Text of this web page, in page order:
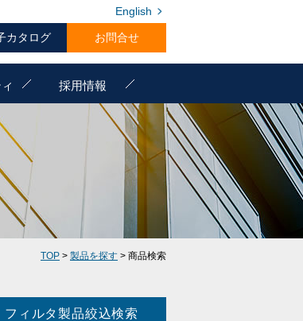
カタログ お問合せ
English
採用情報
TOP > 製品を探す > 商品検索
フィルタ製品絞込検索